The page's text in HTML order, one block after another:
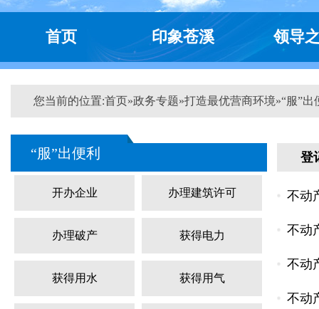
首页 印象苍溪 领导
您当前的位置:首页»政务专题»打造最优营商环境»“服”出
“服”出便利
开办企业 办理建筑许可
办理破产 获得电力
获得用水 获得用气
登
不动
不动
不动
不动